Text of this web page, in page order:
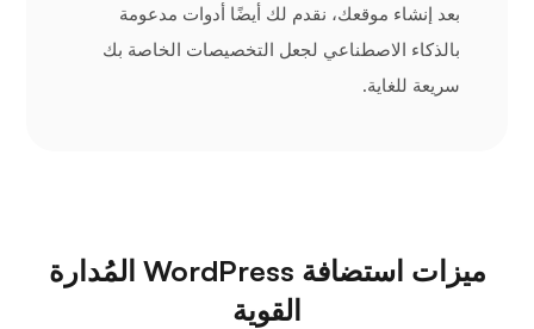
بعد إنشاء موقعك، نقدم لك أيضًا أدوات مدعومة
بالذكاء الاصطناعي لجعل التخصيصات الخاصة بك
سريعة للغاية.
ميزات استضافة WordPress المُدارة
القوية